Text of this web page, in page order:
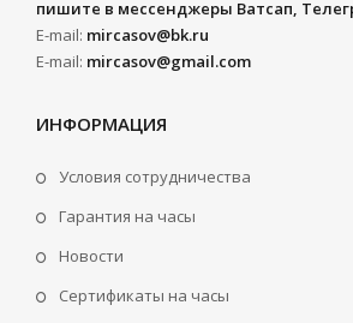
пишите в мессенджеры Ватсап,
E-mail: mircasov@bk.ru
E-mail: mircasov@gmail.com
ИНФОРМАЦИЯ
Условия сотрудничества
Гарантия на часы
Новости
Сертификаты на часы